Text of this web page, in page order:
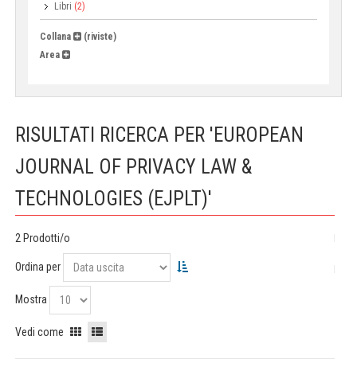
Libri (2)
Collana
(riviste)
Area
RISULTATI RICERCA PER 'EUROPEAN
JOURNAL OF PRIVACY LAW &
TECHNOLOGIES (EJPLT)'
2 Prodotti/o
Ordina per
Mostra
Vedi come